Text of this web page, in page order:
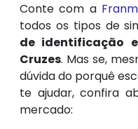
Conte com a
todos os tipos de
de identificação
Cruzes. Mas se,
dúvida do porquê
te ajudar, confira
mercado: